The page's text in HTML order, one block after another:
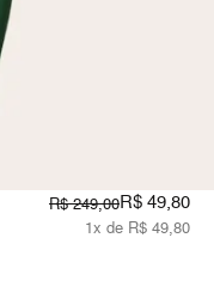
R$ 249,00R$ 49,80
1x de R$ 49,80